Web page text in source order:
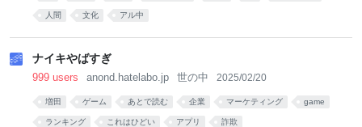
人間 文化 アル中
ナイキやばすぎ
999 users anond.hatelabo.jp 世の中 2025/02/20
増田 ゲーム あとで読む 企業 マーケティング game
ランキング これはひどい アプリ 詐欺